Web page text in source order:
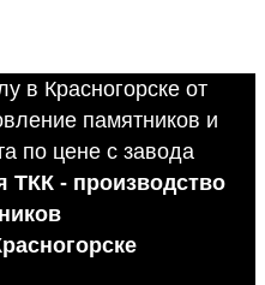
ТКК - производство